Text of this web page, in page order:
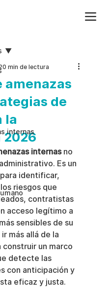
internas
amenazas
de
la
2026
min de lectura
internas no
Es un
identificar,
riesgos que
contratistas
acceso legítimo a
sensibles de su
más allá de la
construir un marco
detecte las
con anticipación y
eficaz y justa.